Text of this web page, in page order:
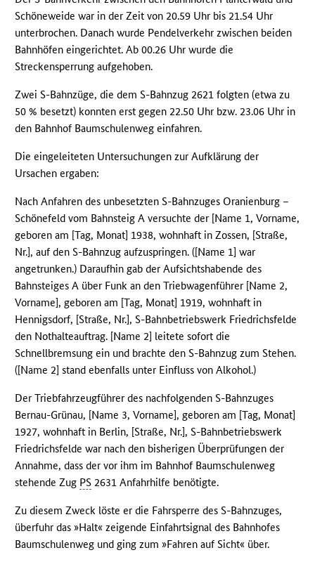
Schöneweide war in der Zeit von 20.59 Uhr bis 21.54 Uhr
unterbrochen. Danach wurde Pendelverkehr zwischen beiden
Bahnhöfen eingerichtet. Ab 00.26 Uhr wurde die
Streckensperrung aufgehoben.
Zwei S-Bahnzüge, die dem S-Bahnzug 2621 folgten (etwa zu
50 % besetzt) konnten erst gegen 22.50 Uhr bzw. 23.06 Uhr in
den Bahnhof Baumschulenweg einfahren.
Die eingeleiteten Untersuchungen zur Aufklärung der
Ursachen ergaben:
Nach Anfahren des unbesetzten S-Bahnzuges Oranienburg –
Schönefeld vom Bahnsteig A versuchte der [Name 1, Vorname,
geboren am [Tag, Monat] 1938, wohnhaft in Zossen, [Straße,
Nr.], auf den S-Bahnzug aufzuspringen. ([Name 1] war
angetrunken.) Daraufhin gab der Aufsichtshabende des
Bahnsteiges A über Funk an den Triebwagenführer [Name 2,
Vorname], geboren am [Tag, Monat] 1919, wohnhaft in
Hennigsdorf, [Straße, Nr.], S-Bahnbetriebswerk Friedrichsfelde
den Nothalteauftrag. [Name 2] leitete sofort die
Schnellbremsung ein und brachte den S-Bahnzug zum Stehen.
([Name 2] stand ebenfalls unter Einfluss von Alkohol.)
Der Triebfahrzeugführer des nachfolgenden S-Bahnzuges
Bernau-Grünau, [Name 3, Vorname], geboren am [Tag, Monat]
1927, wohnhaft in Berlin, [Straße, Nr.], S-Bahnbetriebswerk
Friedrichsfelde war nach den bisherigen Überprüfungen der
Annahme, dass der vor ihm im Bahnhof Baumschulenweg
stehende Zug PS 2631 Anfahrhilfe benötigte.
Zu diesem Zweck löste er die Fahrsperre des S-Bahnzuges,
überfuhr das »Halt« zeigende Einfahrtsignal des Bahnhofes
Baumschulenweg und ging zum »Fahren auf Sicht« über.